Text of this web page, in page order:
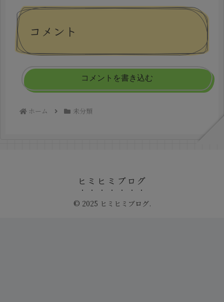
コメント
コメントを書き込む
ホーム 未分類
ヒミヒミブログ
© 2025 ヒミヒミブログ.